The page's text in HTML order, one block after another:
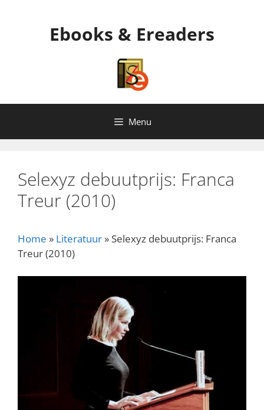
Ebooks & Ereaders
Menu
Selexyz debuutprijs: Franca
Treur (2010)
Home » Literatuur » Selexyz debuutprijs: Franca
Treur (2010)